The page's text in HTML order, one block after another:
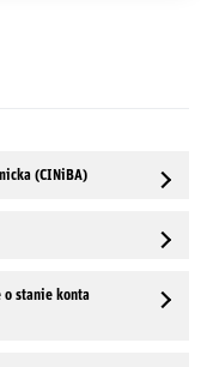
(CINiBA)
o stanie konta